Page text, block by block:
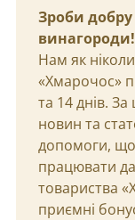
Зроби добру
винагороди!
Нам як
«Хмарочос»
та 14 днів.
новин та
допомоги,
працювати
товариства
приємні